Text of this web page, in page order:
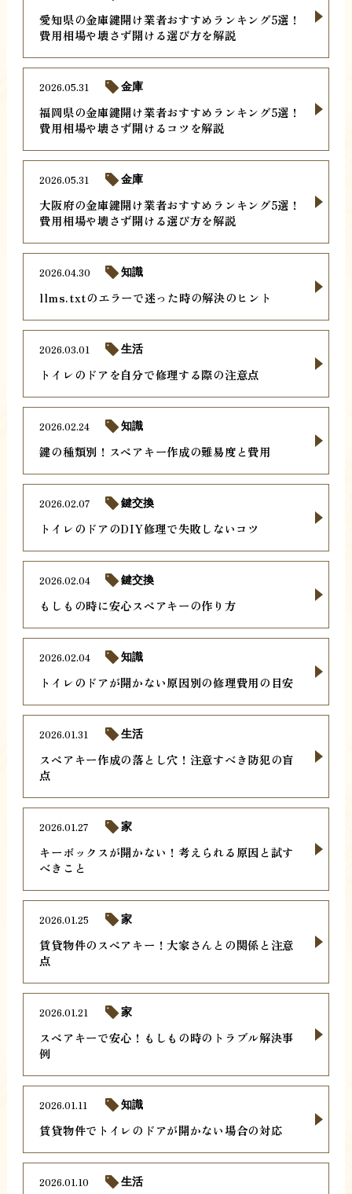
愛知県の金庫鍵開け業者おすすめランキング5選！
費用相場や壊さず開ける選び方を解説
福岡県の金庫鍵開け業者おすすめランキング5選！
費用相場や壊さず開けるコツを解説
2026.05.31 金庫
大阪府の金庫鍵開け業者おすすめランキング5選！
費用相場や壊さず開ける選び方を解説
2026.05.31 金庫
llms.txtのエラーで迷った時の解決のヒント
2026.04.30 知識
トイレのドアを自分で修理する際の注意点
2026.03.01 生活
鍵の種類別！スペアキー作成の難易度と費用
2026.02.24 知識
トイレのドアのDIY修理で失敗しないコツ
2026.02.07 鍵交換
もしもの時に安心スペアキーの作り方
2026.02.04 鍵交換
トイレのドアが開かない原因別の修理費用の目安
2026.02.04 知識
スペアキー作成の落とし穴！注意すべき防犯の盲
点
2026.01.31 生活
キーボックスが開かない！考えられる原因と試す
べきこと
2026.01.27 家
賃貸物件のスペアキー！大家さんとの関係と注意
点
2026.01.25 家
スペアキーで安心！もしもの時のトラブル解決事
例
2026.01.21 家
賃貸物件でトイレのドアが開かない場合の対応
2026.01.11 知識
2026.01.10 生活